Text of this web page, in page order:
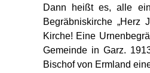
Dann heißt es, alle
Begräbniskirche
Kirche! Eine
Gemeinde in Garz.
Bischof von Ermland